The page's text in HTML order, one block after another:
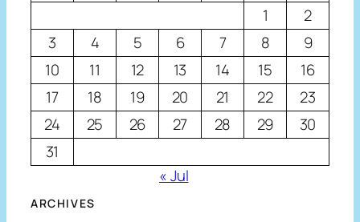
1
2
3
4 5 6 7 8
9
10
11 12 13 14 15
16
17
18 19 20 21 22
23
24
25 26 27 28 29
30
31
« Jul
ARCHIVES